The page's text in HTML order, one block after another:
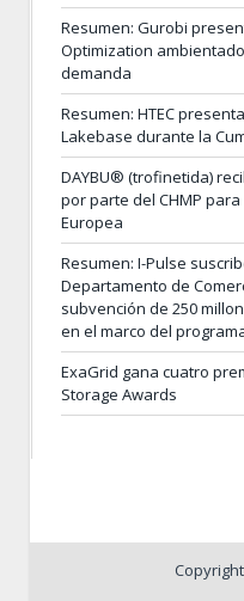
Resumen: Gurobi
Optimization
demanda
Resumen: HTEC
Lakebase durante la
DAYBU® (trofinetida)
por parte del CHMP
Europea
Resumen: I-Pulse
Departamento de
subvención de 250
en el marco del
ExaGrid gana cuatro
Storage Awards